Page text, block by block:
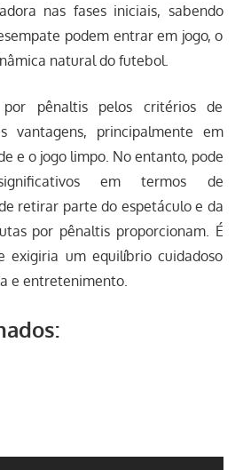
nas fases iniciais, sabendo
podem entrar em jogo, o
natural do futebol.
pênaltis pelos critérios de
vantagens, principalmente em
e o jogo limpo. No entanto, pode
em termos de
retirar parte do espetáculo e da
por pênaltis proporcionam. É
exigiria um equilíbrio cuidadoso
e entretenimento.